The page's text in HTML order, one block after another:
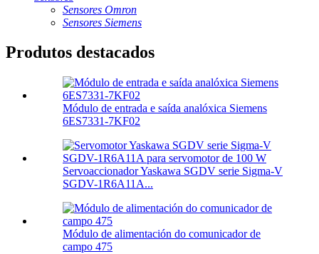
Sensores Omron
Sensores Siemens
Produtos destacados
Módulo de entrada e saída analóxica Siemens
6ES7331-7KF02
Servoaccionador Yaskawa SGDV serie Sigma-V
SGDV-1R6A11A...
Módulo de alimentación do comunicador de
campo 475